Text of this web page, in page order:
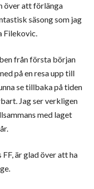
över att förlänga
säsong som jag
Filekovic.
från första början
på en resa upp till
se tillbaka på tiden
Jag ser verkligen
med laget
är glad över att ha